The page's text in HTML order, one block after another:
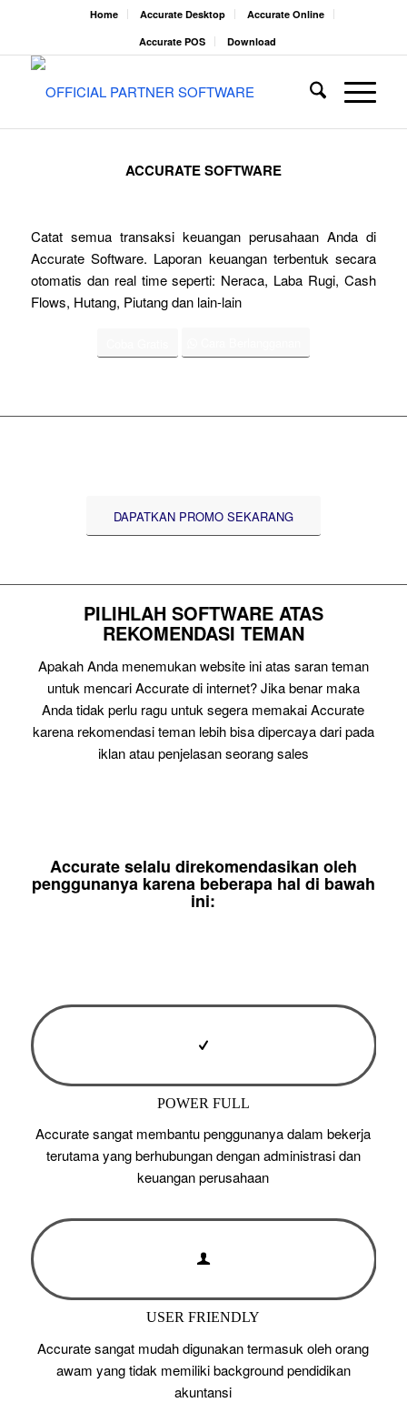
Home Accurate Desktop
Accurate Online
Accurate POS
Download
ACCURATE SOFTWARE
Catat semua transaksi keuangan perusahaan Anda di
Accurate Software. Laporan keuangan terbentuk secara
otomatis dan real time seperti: Neraca, Laba Rugi, Cash
Flows, Hutang, Piutang dan lain-lain
DAPATKAN PROMO SEKARANG
PILIHLAH SOFTWARE ATAS
REKOMENDASI TEMAN
Apakah Anda menemukan website ini atas saran teman
untuk mencari Accurate di internet? Jika benar maka
Anda tidak perlu ragu untuk segera memakai Accurate
karena rekomendasi teman lebih bisa dipercaya dari pada
iklan atau penjelasan seorang sales
Accurate selalu direkomendasikan oleh
penggunanya karena beberapa hal di bawah
ini:
POWER FULL
Accurate sangat membantu penggunanya dalam bekerja
terutama yang berhubungan dengan administrasi dan
keuangan perusahaan
USER FRIENDLY
Accurate sangat mudah digunakan termasuk oleh orang
awam yang tidak memiliki background pendidikan
akuntansi